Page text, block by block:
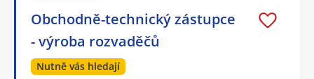
Obchodně-technický zástupce
- výroba rozvaděčů
Nutně vás hledají